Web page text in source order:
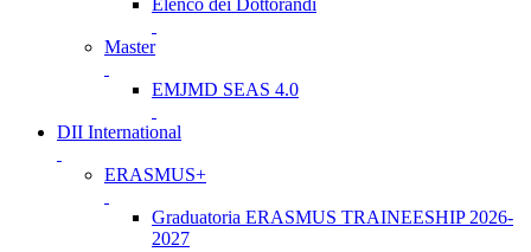
Elenco dei Dottorandi
Master
EMJMD SEAS 4.0
DII International
ERASMUS+
Graduatoria ERASMUS TRAINEESHIP 2026-
2027